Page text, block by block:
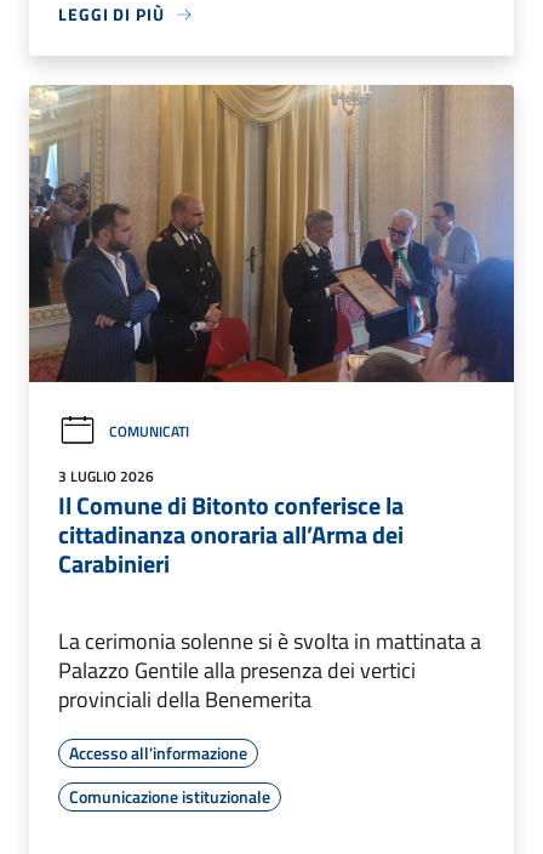
LEGGI DI PIÙ
COMUNICATI
3 LUGLIO 2026
Il Comune di Bitonto conferisce la
cittadinanza onoraria all’Arma dei
Carabinieri
La cerimonia solenne si è svolta in mattinata a
Palazzo Gentile alla presenza dei vertici
provinciali della Benemerita
Accesso all'informazione
Comunicazione istituzionale